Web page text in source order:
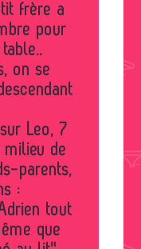
frère a
pour
on se
Leo, 7
de
parents,
:
tout
que